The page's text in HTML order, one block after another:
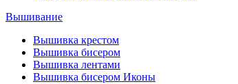
Вышивание
Вышивка крестом
Вышивка бисером
Вышивка лентами
Вышивка бисером Иконы